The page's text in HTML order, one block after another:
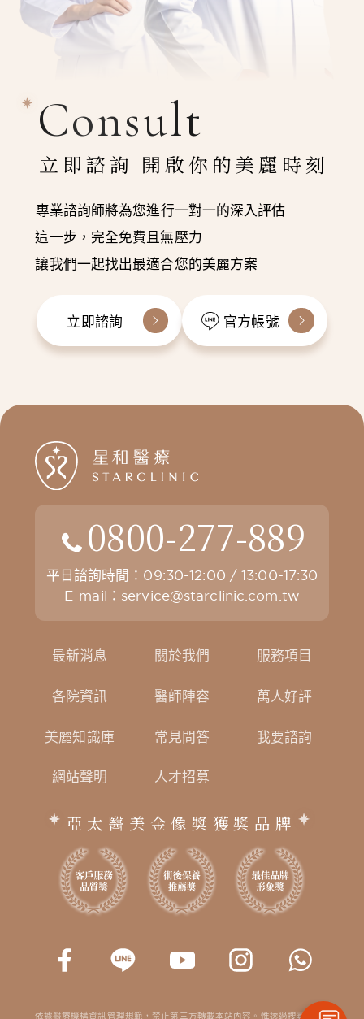
Consult
立即諮詢 開啟你的美麗時刻
專業諮詢師將為您進行一對一的深入評估
這一步，完全免費且無壓力
讓我們一起找出最適合您的美麗方案
立即諮詢 官方帳號
0800-277-889
平日諮詢時間：09:30-12:00 / 13:00-17:30
E-mail： service@starclinic.com.tw
最新消息 關於我們 服務項目
各院資訊 醫師陣容 萬人好評
美麗知識庫 常見問答 我要諮詢
網站聲明 人才招募
亞太醫美金像獎獲獎品牌
依據醫療機構資訊管理規範，禁止第三方轉載本站內容。惟透過搜尋